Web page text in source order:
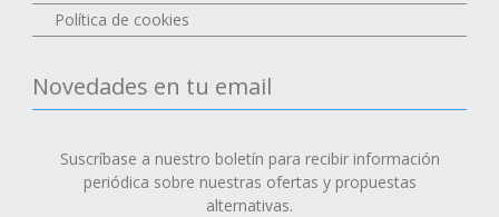
Política de cookies
Novedades en tu email
Suscríbase a nuestro boletín para recibir información
periódica sobre nuestras ofertas y propuestas
alternativas.